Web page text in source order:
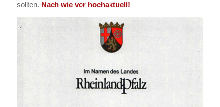
sollten. Nach wie vor hochaktuell!